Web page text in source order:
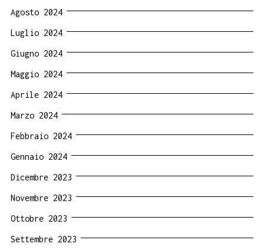
Agosto 2024
Luglio 2024
Giugno 2024
Maggio 2024
Aprile 2024
Marzo 2024
Febbraio 2024
Gennaio 2024
Dicembre 2023
Novembre 2023
Ottobre 2023
Settembre 2023